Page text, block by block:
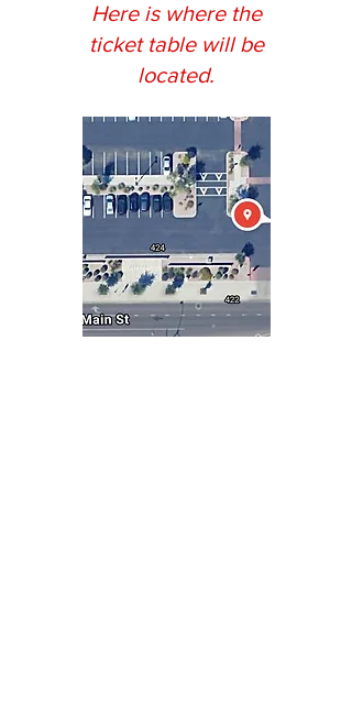
Here is where the
ticket table will be
located.